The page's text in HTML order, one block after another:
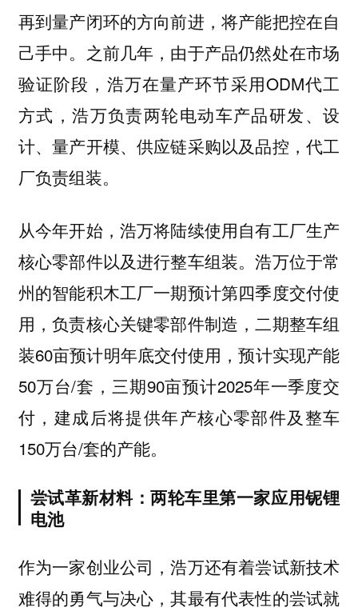
再到量产闭环的方向前进，将产能把控在自
己手中。之前几年，由于产品仍然处在市场
验证阶段，浩万在量产环节采用ODM代工
方式，浩万负责两轮电动车产品研发、设
计、量产开模、供应链采购以及品控，代工
厂负责组装。
从今年开始，浩万将陆续使用自有工厂生产
核心零部件以及进行整车组装。浩万位于常
州的智能积木工厂一期预计第四季度交付使
用，负责核心关键零部件制造，二期整车组
装60亩预计明年底交付使用，预计实现产能
50万台/套，三期90亩预计2025年一季度交
付，建成后将提供年产核心零部件及整车
150万台/套的产能。
尝试革新材料：两轮车里第一家应用铌锂
电池
作为一家创业公司，浩万还有着尝试新技术
难得的勇气与决心，其最有代表性的尝试就